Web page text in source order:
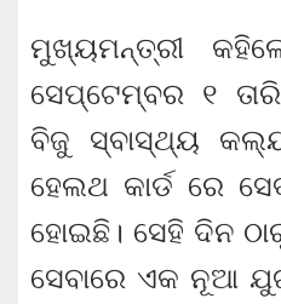
ମୁଖ୍ୟମନ୍ତ୍ରୀ
ସେପ୍ଟେମ୍ବର ୧
ବିଜୁ ସ୍ବାସ୍ଥ୍ୟ
ହେଲଥ କାର୍ଡ ରେ
ହୋଇଛି। ସେହି ଦିନ
ସେବାରେ ଏକ ନୂଆ